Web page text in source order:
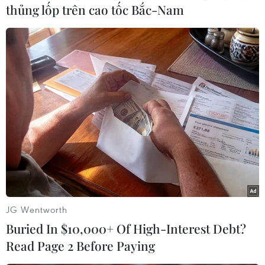
Theo dõi VietnamPlus
TIN LIÊN QUAN
thủng lốp trên cao tốc Bắc-Nam
JG Wentworth
Buried In $10,000+ Of High-Interest Debt?
Read Page 2 Before Paying